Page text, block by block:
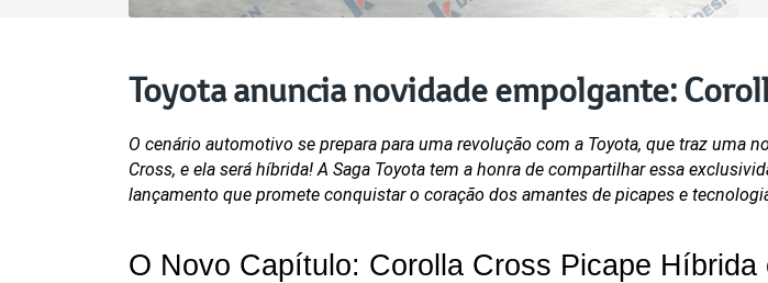
Toyota anuncia novidade empolgante:
O cenário automotivo se prepara para uma revolução com a Toyota, que traz uma
Cross, e ela será híbrida! A Saga Toyota tem a honra de compartilhar essa
lançamento que promete conquistar o coração dos amantes de picapes e
O Novo Capítulo: Corolla Cross Picape Híbrida